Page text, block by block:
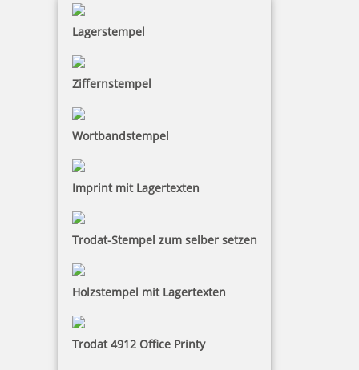
Lagerstempel
Ziffernstempel
Wortbandstempel
Imprint mit Lagertexten
Trodat-Stempel zum selber setzen
Holzstempel mit Lagertexten
Trodat 4912 Office Printy